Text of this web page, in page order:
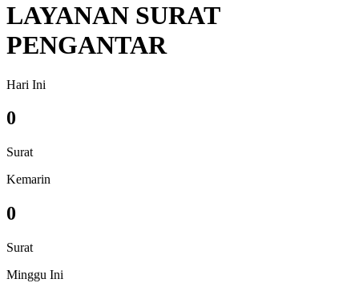
LAYANAN SURAT
PENGANTAR
Hari Ini
0
Surat
Kemarin
0
Surat
Minggu Ini